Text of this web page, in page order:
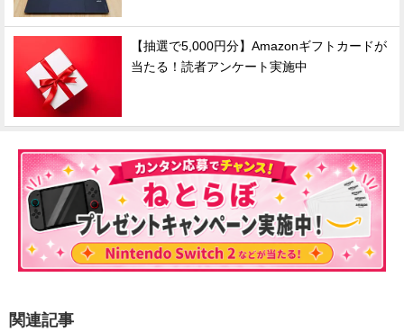
【抽選で5,000円分】Amazonギフトカードが
当たる！読者アンケート実施中
関連記事